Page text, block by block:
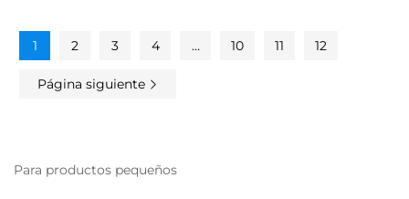
1 2 3 4 … 10 11 12
Página siguiente
Para productos pequeños